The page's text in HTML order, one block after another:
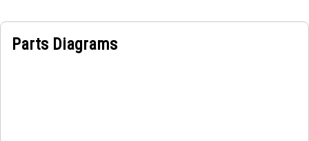
Parts Diagrams